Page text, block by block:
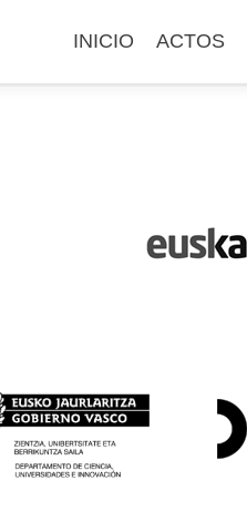
al
INICIO ACTOS